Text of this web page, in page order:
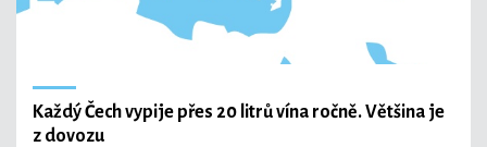
Každý Čech vypije přes 20 litrů vína ročně. Většina je
z dovozu